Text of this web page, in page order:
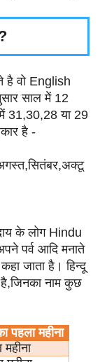
वो English
साल में 12
31,30,28 या 29
है -
के लोग Hindu
पर्व आदि मनाते
जाता है। हिन्दू
है,जिनका नाम कुछ
पहला महीना
महीना